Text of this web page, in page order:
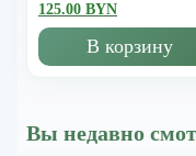
125.00 BYN
В корзину
Вы недавно